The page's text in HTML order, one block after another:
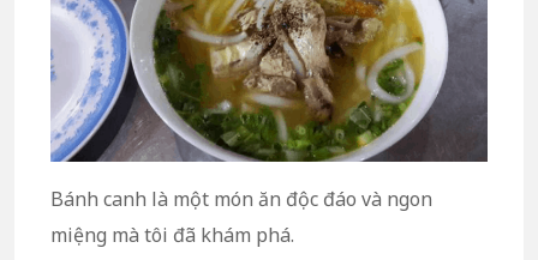
Bánh canh là một món ăn độc đáo và ngon
miệng mà tôi đã khám phá.